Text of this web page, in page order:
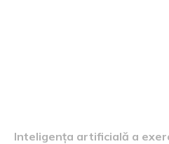
Inteligența artificială a